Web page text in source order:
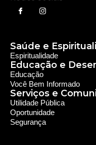
Saúde e
Espiritualidade
Educação e
Educação
Você Bem Informado
Serviços e
Utilidade Pública
Oportunidade
Segurança